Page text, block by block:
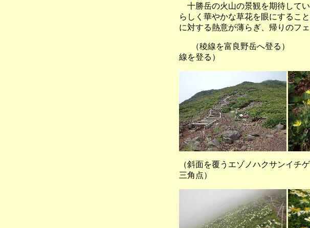
十勝岳の火山の景観を期待して
らしく華やかな草花を眼にするこ
に対する熱意が薄らぎ、帰りのフ
（稜線を富良野岳へ登る）
線を登る）
（斜面を覆うエゾノハク
三角点）